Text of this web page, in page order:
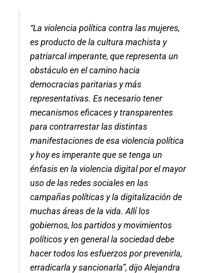
“La violencia política contra las mujeres,
es producto de la cultura machista y
patriarcal imperante, que representa un
obstáculo en el camino hacia
democracias paritarias y más
representativas. Es necesario tener
mecanismos eficaces y transparentes
para contrarrestar las distintas
manifestaciones de esa violencia política
y hoy es imperante que se tenga un
énfasis en la violencia digital por el mayor
uso de las redes sociales en las
campañas políticas y la digitalización de
muchas áreas de la vida. Allí los
gobiernos, los partidos y movimientos
políticos y en general la sociedad debe
hacer todos los esfuerzos por prevenirla,
erradicarla y sancionarla”, dijo Alejandra